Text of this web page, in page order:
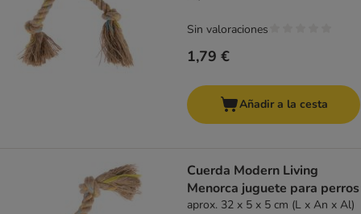
1,79 €
Sin valoraciones
Añadir a la cesta
Cuerda Modern Living
Menorca juguete para perros
aprox. 32 x 5 x 5 cm (L x An x Al)